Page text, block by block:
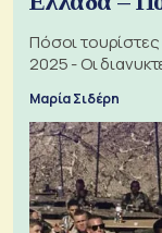
Πόσοι
2025 - Οι
Μαρία Σιδέρη